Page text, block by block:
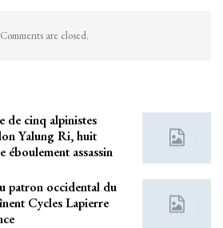
Comments are closed.
de cinq alpinistes
Yalung Ri, huit
éboulement assassin
patron occidental du
Cycles Lapierre